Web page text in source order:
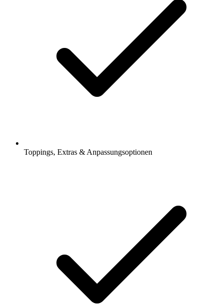
Toppings, Extras & Anpassungsoptionen